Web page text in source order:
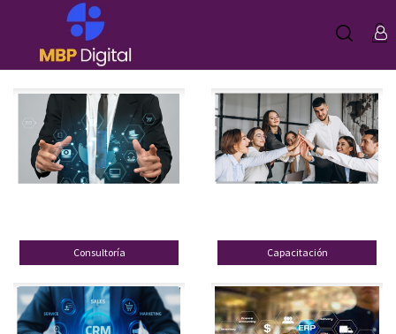
Consultoría Capacitación